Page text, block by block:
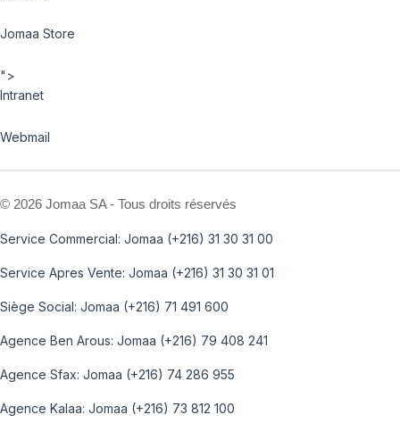
Jomaa Store
">
Intranet
Webmail
© 2026 Jomaa SA - Tous droits réservés
Service Commercial: Jomaa (+216) 31 30 31 00
Service Apres Vente: Jomaa (+216) 31 30 31 01
Siège Social: Jomaa (+216) 71 491 600
Agence Ben Arous: Jomaa (+216) 79 408 241
Agence Sfax: Jomaa (+216) 74 286 955
Agence Kalaa: Jomaa (+216) 73 812 100